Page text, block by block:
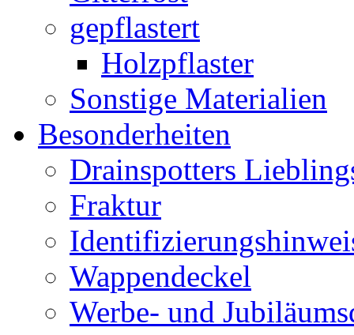
gepflastert
Holzpflaster
Sonstige Materialien
Besonderheiten
Drainspotters
Fraktur
Wappendeckel
Werbe- und